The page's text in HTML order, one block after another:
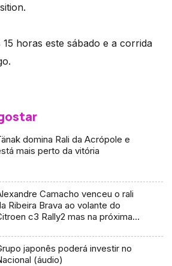
horas este sábado e a corrida
domina Rali da Acrópole e
mais perto da vitória
Camacho venceu o rali
Ribeira Brava ao volante do
c3 Rally2 mas na próxima
(video)
japonês poderá investir no
(áudio)